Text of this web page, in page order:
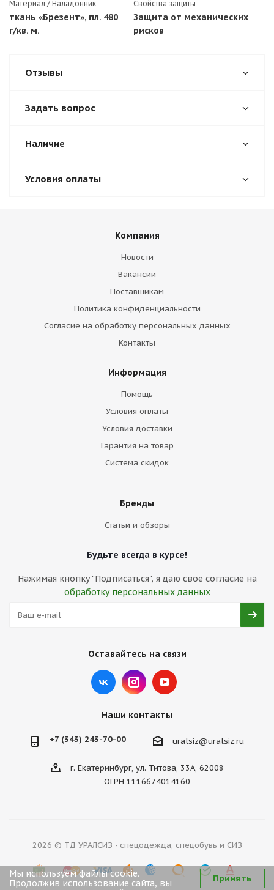
Материал / Наладонник
ткань «Брезент», пл. 480
г/кв. м.
Свойства защиты
Защита от механических
рисков
Отзывы
Задать вопрос
Наличие
Условия оплаты
Компания
Новости
Вакансии
Поставщикам
Политика конфиденциальности
Согласие на обработку персональных данных
Контакты
Информация
Помощь
Условия оплаты
Условия доставки
Гарантия на товар
Система скидок
Бренды
Статьи и обзоры
Будьте всегда в курсе!
Нажимая кнопку "Подписаться", я даю свое согласие на
обработку персональных данных
Оставайтесь на связи
Наши контакты
+7 (343) 243-70-00 uralsiz@uralsiz.ru
г. Екатеринбург, ул. Титова, 33А, 62008
ОГРН 1116674014160
2026 © ТД УРАЛСИЗ - спецодежда, спецобувь и СИЗ
Мы используем файлы cookie.
Продолжив использование сайта, вы
Принять